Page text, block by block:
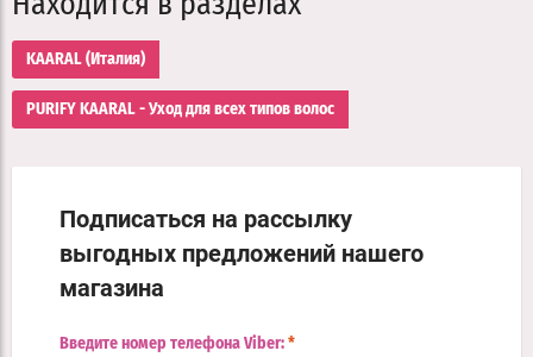
KAARAL (Италия)
PURIFY KAARAL - Уход для всех типов волос
Подписаться на рассылку
выгодных предложений нашего
магазина
Введите номер телефона Viber: *